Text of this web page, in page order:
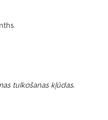
tulkošanas kļūdas.